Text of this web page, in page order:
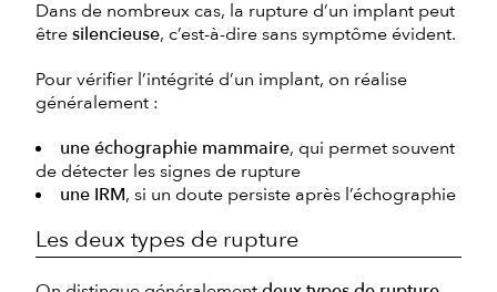
Dans de nombreux cas, la rupture d’un implant peut
êtresilencieuse, c’est-à-dire sans symptôme évident.
Pour vérifier l’intégrité d’un implant, on réalise
généralement :
une échographie mammaire, qui permet souvent
de détecter les signes de rupture
une IRM, si un doute persiste après l’échographie
Les deux types de rupture